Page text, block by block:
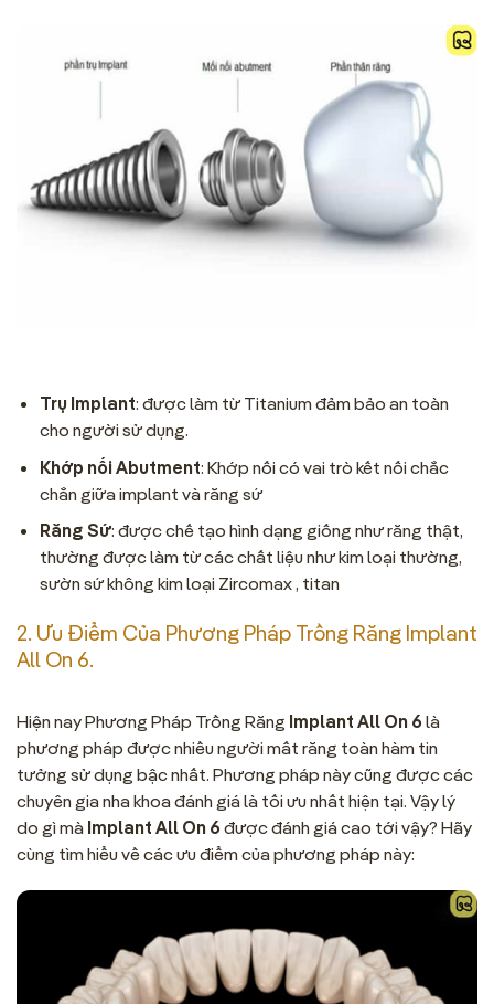
Trụ Implant: được làm từ Titanium đảm bảo an toàn
cho người sử dụng.
Khớp nối Abutment: Khớp nối có vai trò kết nối chắc
chắn giữa implant và răng sứ
Răng Sứ: được chế tạo hình dạng giống như răng thật,
thường được làm từ các chất liệu như kim loại thường,
sườn sứ không kim loại Zircomax , titan
2. Ưu Điểm Của Phương Pháp Trồng Răng Implant
All On 6.
Hiện nay Phương Pháp Trồng Răng Implant All On 6 là
phương pháp được nhiều người mất răng toàn hàm tin
tưởng sử dụng bậc nhất. Phương pháp này cũng được các
chuyên gia nha khoa đánh giá là tối ưu nhất hiện tại. Vậy lý
do gì mà Implant All On 6 được đánh giá cao tới vậy? Hãy
cùng tìm hiểu về các ưu điểm của phương pháp này: